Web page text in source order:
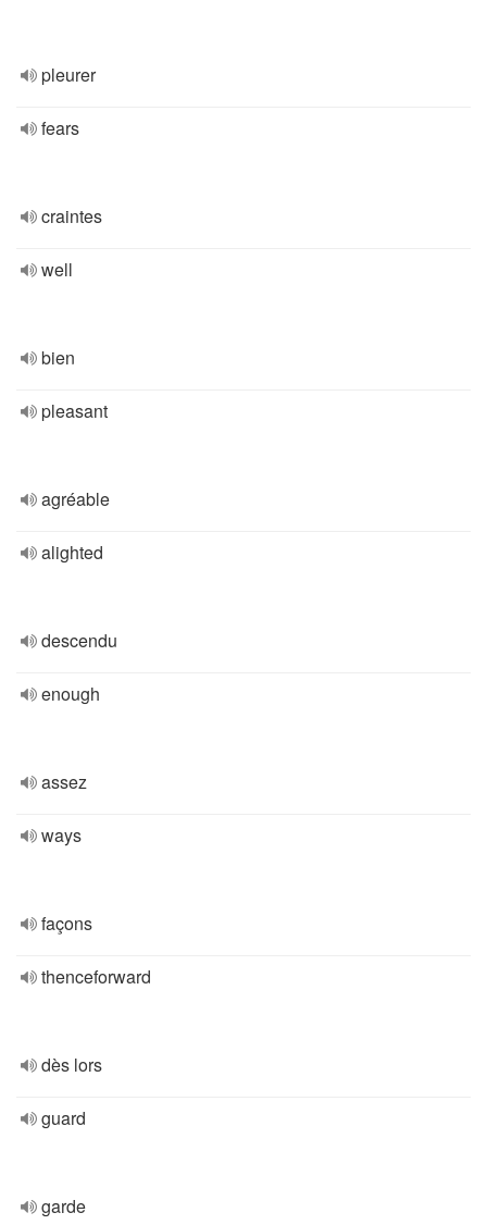
pleurer
fears
craintes
well
bien
pleasant
agréable
alighted
descendu
enough
assez
ways
façons
thenceforward
dès lors
guard
garde